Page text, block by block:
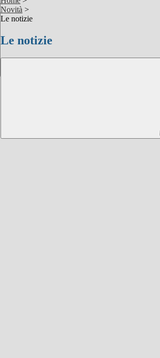
Novità >
Le notizie
Le notizie